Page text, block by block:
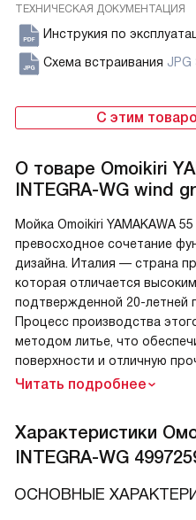
ТЕХНИЧЕСКАЯ ДОКУМЕНТАЦИЯ
Инструкия по
Схема встраивания JPG
С этим
О товаре Omoikiri
INTEGRA-WG wind
Мойка Omoikiri YAMAKAWA
превосходное сочетание
дизайна. Италия — страна
которая отличается
подтвержденной 20-летней
Процесс производства
методом литье, что
поверхности и отличную
Читать подробнее
Характеристики
INTEGRA-WG
ОСНОВНЫЕ